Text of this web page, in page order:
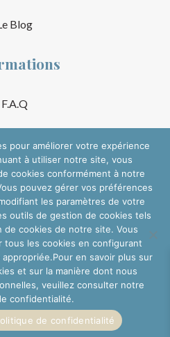
Blog
F.A.Q
Légales
de Vente
les réseaux
pour améliorer votre expérience
à utiliser notre site, vous
cookies conformément à notre
pouvez gérer vos préférences
les paramètres de votre
outils de gestion de cookies tels
de cookies de notre site. Vous
tous les cookies en configurant
en savoir plus sur
et sur la manière dont nous
veuillez consulter notre
confidentialité.
de confidentialité